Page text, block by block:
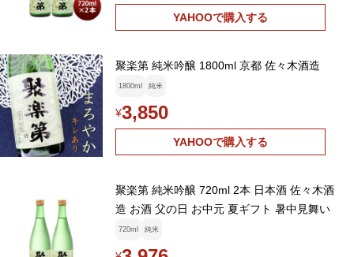
YAHOOで購入する
聚楽第 純米吟醸 1800ml 京都 佐々木酒造
1800ml 純米
¥3,850
YAHOOで購入する
聚楽第 純米吟醸 720ml 2本 日本酒 佐々木酒
造 お酒 父の日 お中元 夏ギフト 暑中見舞い
720ml 純米